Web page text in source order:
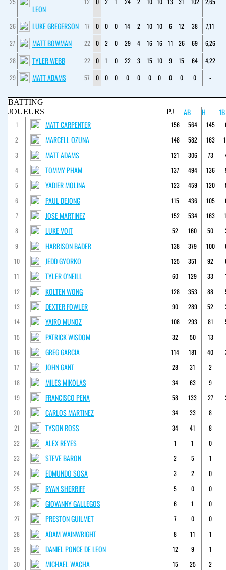
LEON
26 LUKE GREGERSON 17 0 0 0 14 2 10 10 6 12 38
7,11
27
MATT BOWMAN 22 0 2 0 29 4 16 16 11 26 69
6,26
28
TYLER WEBB 22 0 1 0 22 3 15 10 9 15 64
4,22
29
MATT ADAMS 57 0 0 0 0 0 0 0 0 0 0 -
BATTING
JOUEURS
PJ AB H 1B
1 MATT CARPENTER 156 564 145
2
MARCELL OZUNA 148 582 163
3
MATT ADAMS 121 306 73
4
TOMMY PHAM 137 494 136
5
YADIER MOLINA 123 459 120
6
PAUL DEJONG 115 436 105
7
JOSE MARTINEZ 152 534 163
8
LUKE VOIT 52 160 50
9
HARRISON BADER 138 379 100
10
JEDD GYORKO 125 351 92
11
TYLER O'NEILL 60 129 33
12
KOLTEN WONG 128 353 88
13
DEXTER FOWLER 90 289 52
14
YAIRO MUNOZ 108 293 81
15
PATRICK WISDOM 32 50
13
16
GREG GARCIA 114 181 40
17
JOHN GANT 28 31
2
18
MILES MIKOLAS 34 63
9
19
FRANCISCO PENA 58 133 27
20
CARLOS MARTINEZ 34 33
8
21
TYSON ROSS 34 41
8
22
ALEX REYES 1 1
0
23
STEVE BARON 2 5
1
24
EDMUNDO SOSA 3 2
0
25
RYAN SHERRIFF 5 0
0
26
GIOVANNY GALLEGOS 6 1
0
27
PRESTON GUILMET 7 0
0
28
ADAM WAINWRIGHT 8 11
1
29
DANIEL PONCE DE LEON 12 9
1
30
MICHAEL WACHA 15 25
2